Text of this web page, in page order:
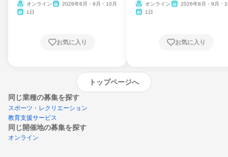
ム
オンライン
2026年8月・9月・10月
1日
お気に入り
オンライン
2026年8月・9月・
1日
お気に入り
トップページへ
同じ業種の募集を探す
スポーツ・レクリエーション
教育支援サービス
同じ開催地の募集を探す
オンライン